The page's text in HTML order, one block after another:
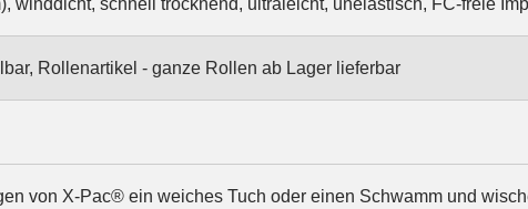
winddicht, schnell trocknend, ultraleicht, unelastisch, FC-freie
Rollenartikel - ganze Rollen ab Lager lieferbar
von X-Pac® ein weiches Tuch oder einen Schwamm und